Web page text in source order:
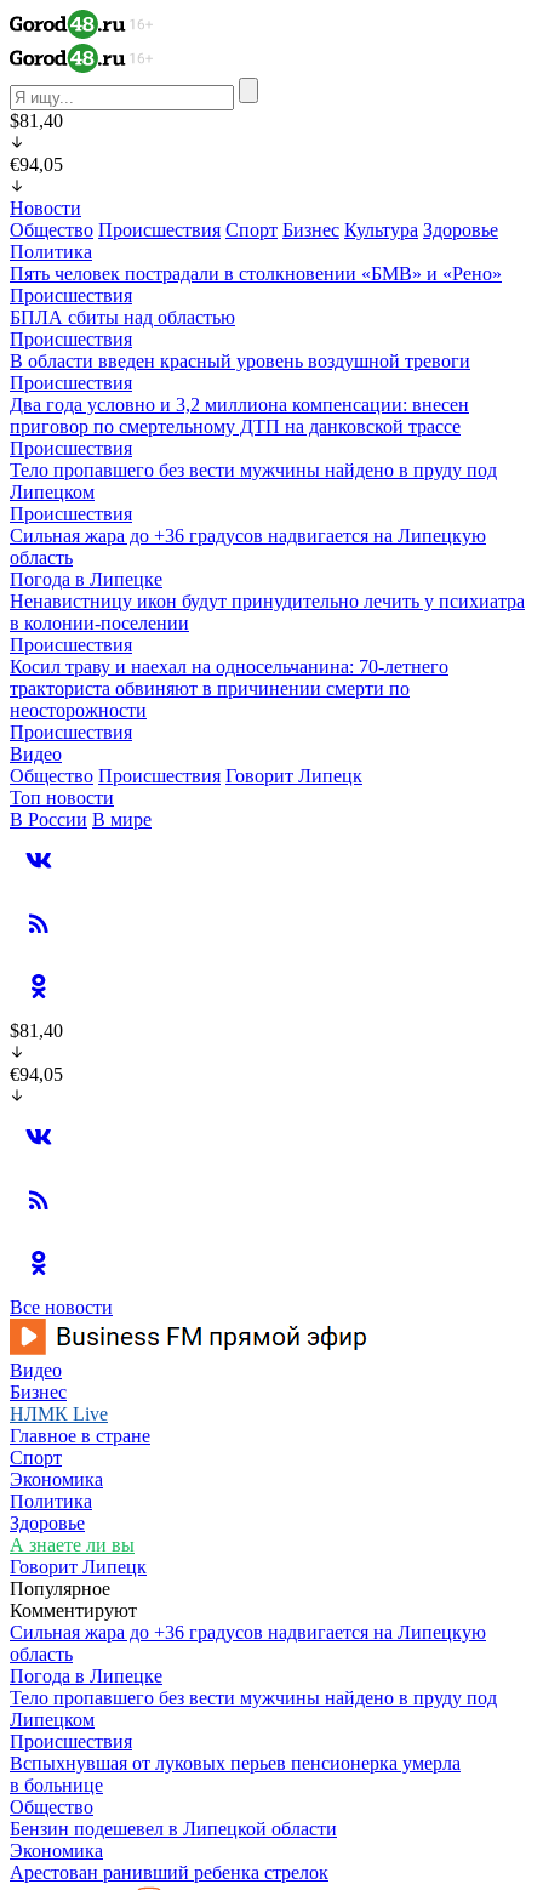
$81,40
€94,05
Новости
Общество Происшествия Спорт Бизнес Культура Здоровье
Политика
Пять человек пострадали в столкновении «БМВ» и «Рено»
Происшествия
БПЛА сбиты над областью
Происшествия
В области введен красный уровень воздушной тревоги
Происшествия
Два года условно и 3,2 миллиона компенсации: внесен
приговор по смертельному ДТП на данковской трассе
Происшествия
Тело пропавшего без вести мужчины найдено в пруду под
Липецком
Происшествия
Сильная жара до +36 градусов надвигается на Липецкую
область
Погода в Липецке
Ненавистницу икон будут принудительно лечить у психиатра
в колонии-поселении
Происшествия
Косил траву и наехал на односельчанина: 70-летнего
тракториста обвиняют в причинении смерти по
неосторожности
Происшествия
Видео
Общество Происшествия Говорит Липецк
Топ новости
В России В мире
$81,40
€94,05
Все новости
Видео
Бизнес
НЛМК Live
Главное в стране
Спорт
Экономика
Политика
Здоровье
А знаете ли вы
Говорит Липецк
Популярное
Комментируют
Сильная жара до +36 градусов надвигается на Липецкую
область
Погода в Липецке
Тело пропавшего без вести мужчины найдено в пруду под
Липецком
Происшествия
Вспыхнувшая от луковых перьев пенсионерка умерла
в больнице
Общество
Бензин подешевел в Липецкой области
Экономика
Арестован ранивший ребенка стрелок